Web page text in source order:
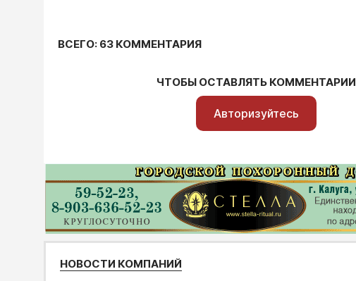
ВСЕГО: 63 КОММЕНТАРИЯ
ЧТОБЫ ОСТАВЛЯТЬ КОММЕНТАРИИ
Авторизуйтесь
НОВОСТИ КОМПАНИЙ